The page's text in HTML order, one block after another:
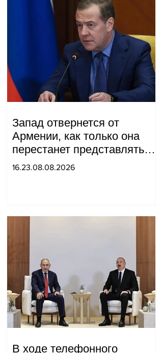
Запад отвернется от
Армении, как только она
перестанет представлять
для него интерес как
16.23.08.08.2026
В ходе телефонного